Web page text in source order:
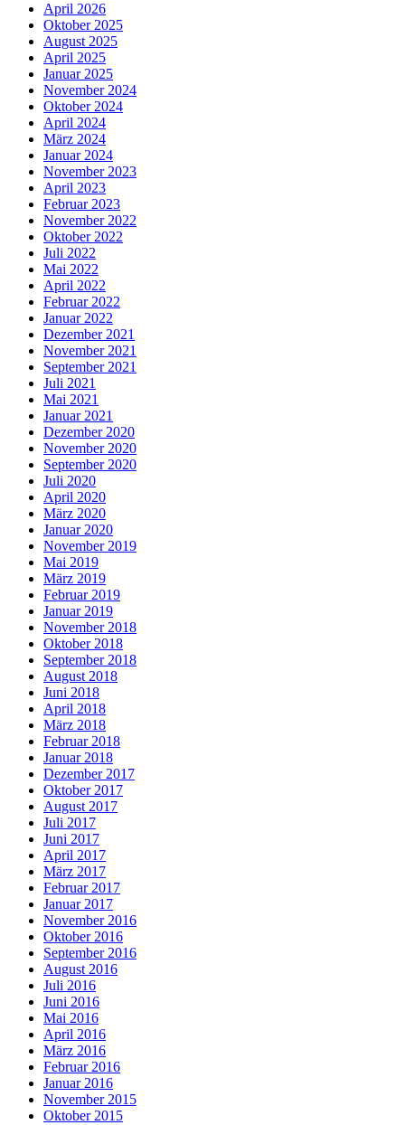
April 2026
Oktober 2025
August 2025
April 2025
Januar 2025
November 2024
Oktober 2024
April 2024
März 2024
Januar 2024
November 2023
April 2023
Februar 2023
November 2022
Oktober 2022
Juli 2022
Mai 2022
April 2022
Februar 2022
Januar 2022
Dezember 2021
November 2021
September 2021
Juli 2021
Mai 2021
Januar 2021
Dezember 2020
November 2020
September 2020
Juli 2020
April 2020
März 2020
Januar 2020
November 2019
Mai 2019
März 2019
Februar 2019
Januar 2019
November 2018
Oktober 2018
September 2018
August 2018
Juni 2018
April 2018
März 2018
Februar 2018
Januar 2018
Dezember 2017
Oktober 2017
August 2017
Juli 2017
Juni 2017
April 2017
März 2017
Februar 2017
Januar 2017
November 2016
Oktober 2016
September 2016
August 2016
Juli 2016
Juni 2016
Mai 2016
April 2016
März 2016
Februar 2016
Januar 2016
November 2015
Oktober 2015